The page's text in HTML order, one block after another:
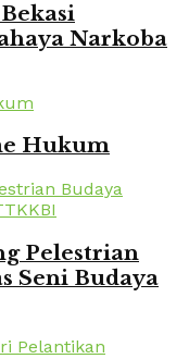
Narkoba
Hukum
Pelestrian
Seni Budaya